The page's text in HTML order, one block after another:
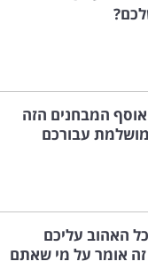
אוסף המבחנים הזה
עבורכם
האהוב עליכם
זה אומר על מי שאתם